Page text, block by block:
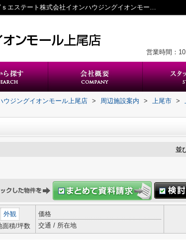
喫茶グリーン周辺の物件一覧｜上尾の不動産｜K’ｓエステート株式会社イオンハウジングイオンモール上尾店
営業時間：
ウジングイオンモール上尾店 > 周辺施設案内 > 上尾市 >
並
外観
面積/坪数
価格
交通 / 所在地